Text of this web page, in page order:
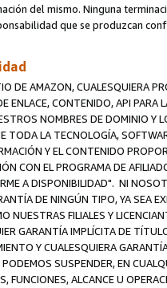
del mismo. Ninguna
que se produzcan
DE AMAZON, CUALESQUIERA
ENLACE, CONTENIDO, API
NOMBRES DE DOMINIO Y
TODA LA TECNOLOGÍA,
Y EL CONTENIDO
CON EL PROGRAMA DE
A DISPONIBILIDAD". NI
DE NINGÚN TIPO, YA SEA
NUESTRAS FILIALES Y
GARANTÍA IMPLÍCITA DE
Y CUALESQUIERA
SUSPENDER, EN
FUNCIONES, ALCANCE U